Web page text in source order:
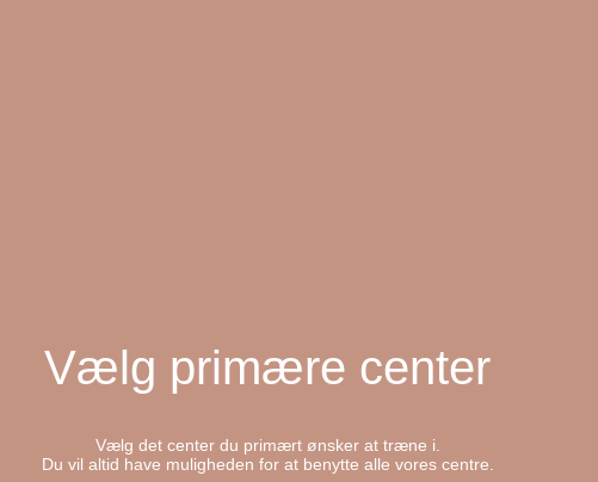
Vælg primære center
Vælg det center du primært ønsker at træne i.
Du vil altid have muligheden for at benytte alle vores centre.